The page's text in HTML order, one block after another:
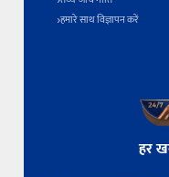
हमारे साथ विज्ञापन करें
हर